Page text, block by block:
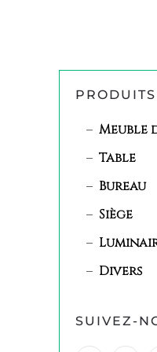
PRODUITS
Meuble
Table
Bureau
Siège
Divers
SUIVEZ-